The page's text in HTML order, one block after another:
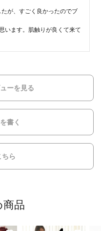
が、すごく良かったのでブ
います。肌触りが良くて来て
ーを見る
書く
ちら
商品